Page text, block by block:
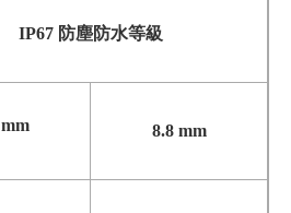
IP67 防塵防水等級
8.8 mm